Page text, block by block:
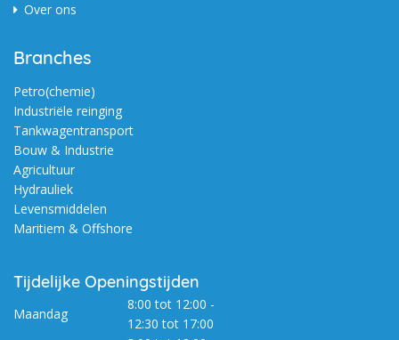
Over ons
Branches
Petro(chemie)
Industriële reinging
Tankwagentransport
Bouw & Industrie
Agricultuur
Hydrauliek
Levensmiddelen
Maritiem & Offshore
Tijdelijke Openingstijden
Maandag
8:00 tot 12:00 -
12:30 tot 17:00